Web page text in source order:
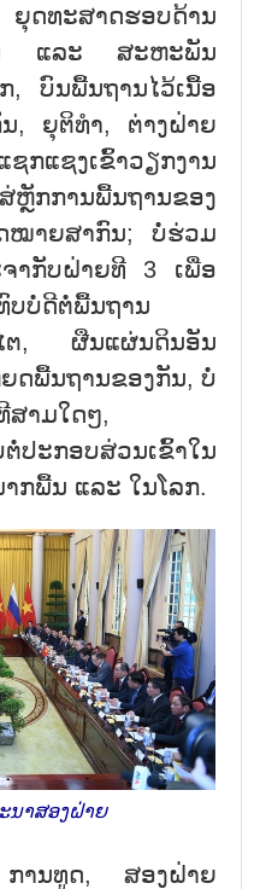
ທະສາດຮອບດ້ານ
ແລະ ສະຫະພັນ
, ບົນພື້ນຖານໄວ້ເນື້ອ
, ຍຸຕິທຳ, ຕ່າງຝ່າຍ
ກແຊງເຂົ້າວຽກງານ
ກການພື້ນຖານຂອງ
າຍສາກົນ; ບໍ່ຮ່ວມ
າກັບຝ່າຍທີ 3 ເພື່ອ
ບບໍ່ດີຕໍ່ພື້ນຖານ
ຕ, ຜືນແຜ່ນດິນອັນ
ດພື້ນຖານຂອງກັນ, ບໍ່
ສາມໃດໆ,
ະກອບສ່ວນເຂົ້າໃນ
ກພື້ນ ແລະ ໃນໂລກ.
ນາສອງຝ່າຍ
ການທູດ, ສອງຝ່າຍ